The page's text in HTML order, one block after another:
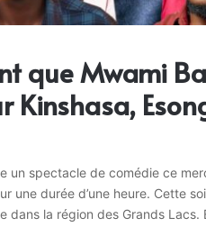
que Mwami
Kinshasa,
un spectacle de comédie ce
une durée d’une heure. Cette
dans la région des Grands